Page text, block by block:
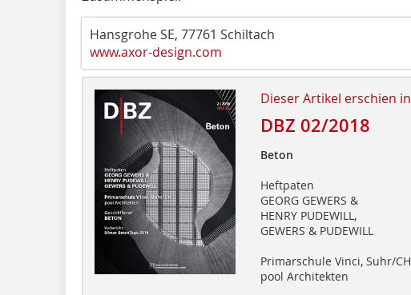
Hansgrohe SE, 77761 Schiltach
www.axor-design.com
Dieser Artikel erschien in
DBZ 02/2018
Beton
Heftpaten
GEORG GEWERS &
HENRY PUDEWILL,
GEWERS & PUDEWILL
Primarschule Vinci, Suhr/CH
pool Architekten